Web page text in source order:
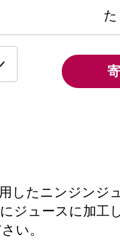
したニンジンジ
ジュースに加工
い。